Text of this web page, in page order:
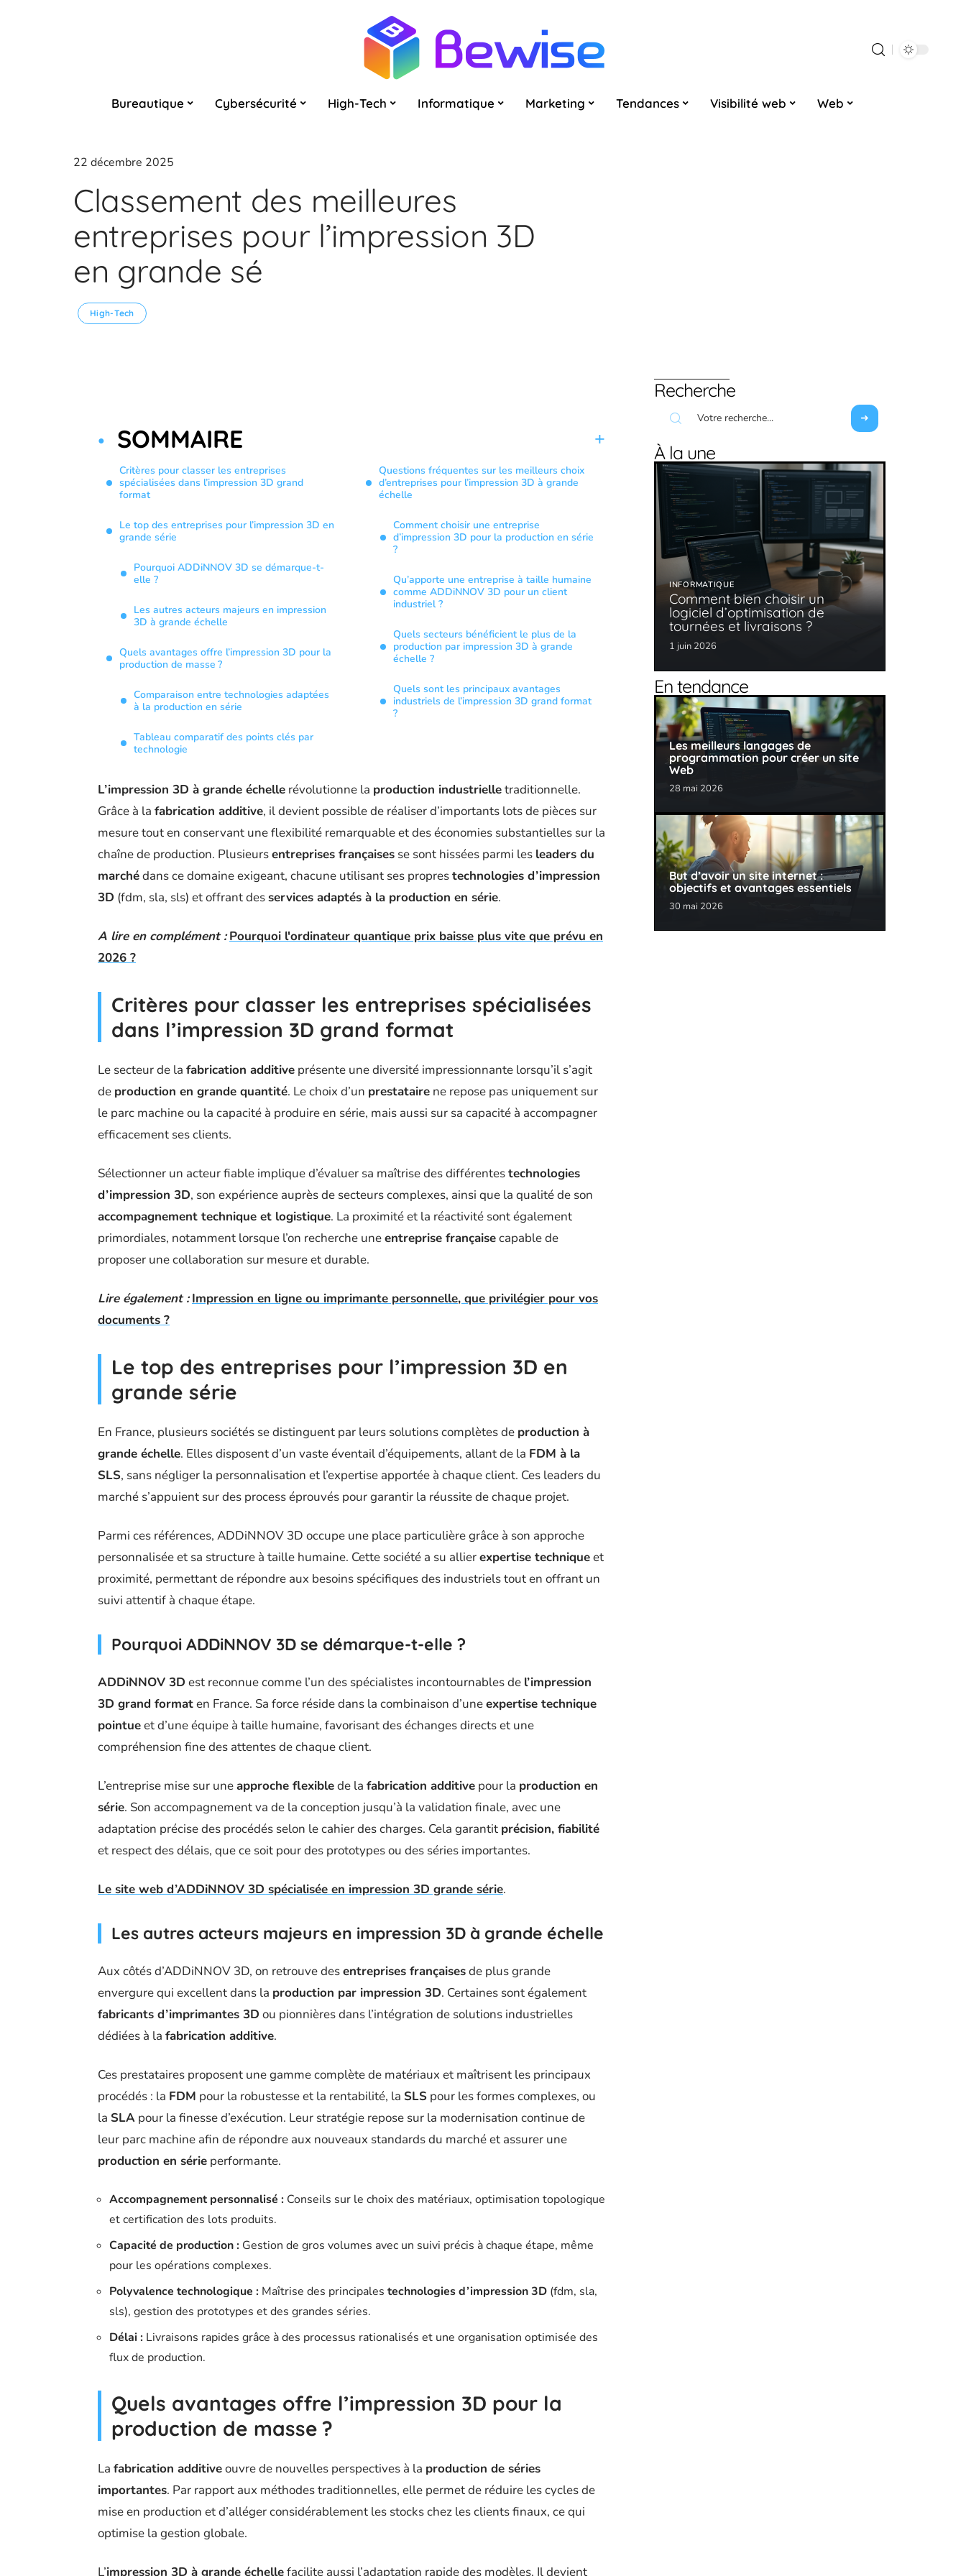
Bureautique Cybersécurité High-Tech Informatique Marketing Tendances Visibilité web Web
22 décembre 2025
Classement des meilleures
entreprises pour l’impression 3D
en grande sé
High-Tech
SOMMAIRE
Critères pour classer les entreprises
spécialisées dans l’impression 3D grand
format
Le top des entreprises pour l’impression 3D en
grande série
Pourquoi ADDiNNOV 3D se démarque-t-
elle ?
Les autres acteurs majeurs en impression
3D à grande échelle
Quels avantages offre l’impression 3D pour la
production de masse ?
Comparaison entre technologies adaptées
à la production en série
Tableau comparatif des points clés par
technologie
Questions fréquentes sur les meilleurs choix
d’entreprises pour l’impression 3D à grande
échelle
Comment choisir une entreprise
d’impression 3D pour la production en série
?
Qu’apporte une entreprise à taille humaine
comme ADDiNNOV 3D pour un client
industriel ?
Quels secteurs bénéficient le plus de la
production par impression 3D à grande
échelle ?
Quels sont les principaux avantages
industriels de l’impression 3D grand format
?
L’impression 3D à grande échelle révolutionne la production industrielletraditionnelle.
Grâce à la fabrication additive, il devient possible de réaliser d’importants lots de pièces sur
mesure tout en conservant une flexibilité remarquable et des économies substantielles sur la
chaîne de production. Plusieursentreprises françaises se sont hissées parmi les leaders du
marchédans ce domaine exigeant, chacune utilisant ses proprestechnologies d’impression
3D (fdm, sla, sls) et offrant desservices adaptés à la production en série.
A lire en complément : Pourquoi l'ordinateur quantique prix baisse plus vite que prévu en
2026 ?
Critères pour classer les entreprises spécialisées
dans l’impression 3D grand format
Le secteur de la fabrication additive présente une diversité impressionnante lorsqu’il s’agit
de production en grande quantité. Le choix d’un prestataire ne repose pas uniquement sur
le parc machine ou la capacité à produire en série, mais aussi sur sa capacité à accompagner
efficacement ses clients.
Sélectionner un acteur fiable implique d’évaluer sa maîtrise des différentestechnologies
d’impression 3D, son expérience auprès de secteurs complexes, ainsi que la qualité de son
accompagnement technique et logistique. La proximité et la réactivité sont également
primordiales, notamment lorsque l’on recherche uneentreprise françaisecapable de
proposer une collaboration sur mesure et durable.
Lire également : Impression en ligne ou imprimante personnelle, que privilégier pour vos
documents ?
Le top des entreprises pour l’impression 3D en
grande série
En France, plusieurs sociétés se distinguent par leurs solutions complètes de production à
grande échelle. Elles disposent d’un vaste éventail d’équipements, allant de la FDM à la
SLS, sans négliger la personnalisation et l’expertise apportée à chaque client. Ces leaders du
marché s’appuient sur des process éprouvés pour garantir la réussite de chaque projet.
Parmi ces références, ADDiNNOV 3D occupe une place particulière grâce à son approche
personnalisée et sa structure à taille humaine. Cette société a su allierexpertise techniqueet
proximité, permettant de répondre aux besoins spécifiques des industriels tout en offrant un
suivi attentif à chaque étape.
Pourquoi ADDiNNOV 3D se démarque-t-elle ?
ADDiNNOV 3D est reconnue comme l’un des spécialistes incontournables de l’impression
3D grand formaten France. Sa force réside dans la combinaison d’uneexpertise technique
pointueet d’une équipe à taille humaine, favorisant des échanges directs et une
compréhension fine des attentes de chaque client.
L’entreprise mise sur uneapproche flexiblede la fabrication additive pour la production en
série. Son accompagnement va de la conception jusqu’à la validation finale, avec une
adaptation précise des procédés selon le cahier des charges. Cela garantit précision, fiabilité
et respect des délais, que ce soit pour des prototypes ou des séries importantes.
Le site web d’ADDiNNOV 3D spécialisée en impression 3D grande série.
Les autres acteurs majeurs en impression 3D à grande échelle
Aux côtés d’ADDiNNOV 3D, on retrouve desentreprises françaisesde plus grande
envergure qui excellent dans la production par impression 3D. Certaines sont également
fabricants d’imprimantes 3D ou pionnières dans l’intégration de solutions industrielles
dédiées à la fabrication additive.
Ces prestataires proposent une gamme complète de matériaux et maîtrisent les principaux
procédés : la FDM pour la robustesse et la rentabilité, la SLS pour les formes complexes, ou
la SLA pour la finesse d’exécution. Leur stratégie repose sur la modernisation continue de
leur parc machine afin de répondre aux nouveaux standards du marché et assurer une
production en série performante.
Accompagnement personnalisé : Conseils sur le choix des matériaux, optimisation topologique
et certification des lots produits.
Capacité de production : Gestion de gros volumes avec un suivi précis à chaque étape, même
pour les opérations complexes.
Polyvalence technologique : Maîtrise des principales technologies d’impression 3D (fdm, sla,
sls), gestion des prototypes et des grandes séries.
Délai : Livraisons rapides grâce à des processus rationalisés et une organisation optimisée des
flux de production.
Quels avantages offre l’impression 3D pour la
production de masse ?
La fabrication additiveouvre de nouvelles perspectives à la production de séries
importantes. Par rapport aux méthodes traditionnelles, elle permet de réduire les cycles de
mise en production et d’alléger considérablement les stocks chez les clients finaux, ce qui
optimise la gestion globale.
L’impression 3D à grande échellefacilite aussi l’adaptation rapide des modèles. Il devient
Recherche
À la une
INFORMATIQUE
Comment bien choisir un
logiciel d’optimisation de
tournées et livraisons ?
1 juin 2026
En tendance
Les meilleurs langages de
programmation pour créer un site
Web
28 mai 2026
But d’avoir un site internet :
objectifs et avantages essentiels
30 mai 2026